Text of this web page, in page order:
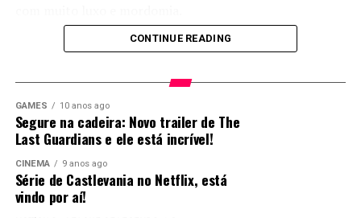
CONFIRA TUDO
QUE VAI
ACONTECER
NO SANA FEST
Bem Elogiado
pela fidelidades
aos games!
Filme de
Creed
Nova
Rick and Morty
estreia na HBO
multiversal
No entanto, aos poucos Mary Ann vai percebendo que
algo de sórdido se esconde sob a fachada respeitável da
firma em que seu marido trabalha e passa a ter certas
visões assustadoras e demoníacas, acompanhadas de
pesadelos terríveis. Enquanto seu misterioso chefe
parece sempre saber como contornar cada problema e
tudo que perturba o jovem advogado, ele vai
CONTINUE READING
GAMES 10 anos ago
Segure na cadeira: Novo trailer de The
Last Guardians e ele está incrível!
CINEMA 9 anos ago
Série de Castlevania no Netflix, está
vindo por aí!